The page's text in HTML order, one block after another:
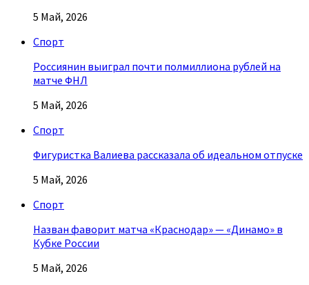
5 Май, 2026
Спорт
Россиянин выиграл почти полмиллиона рублей на
матче ФНЛ
5 Май, 2026
Спорт
Фигуристка Валиева рассказала об идеальном отпуске
5 Май, 2026
Спорт
Назван фаворит матча «Краснодар» — «Динамо» в
Кубке России
5 Май, 2026